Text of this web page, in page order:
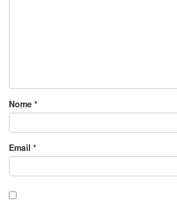
Nome *
Email *